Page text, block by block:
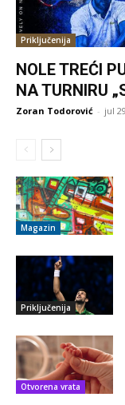
Priključenija
NOLE TREĆI
NA TURNIRU
Zoran Todorović - jul
Magazin
Priključenija
Otvorena vrata